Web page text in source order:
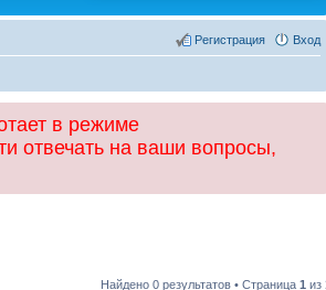
Вход
Регистрация
в режиме
отвечать на ваши вопросы,
Найдено 0 результатов • Страница 1 из